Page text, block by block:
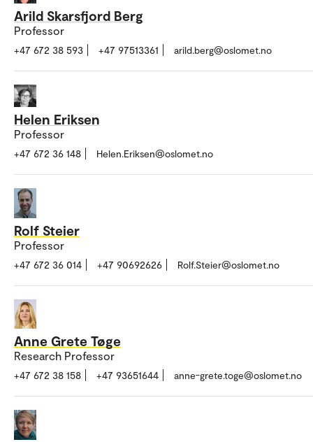
Arild Skarsfjord Berg
Professor
+47 672 38 593 +47 97513361 arild.berg@oslomet.no
Helen Eriksen
Professor
+47 672 36 148 Helen.Eriksen@oslomet.no
Rolf Steier
Professor
+47 672 36 014 +47 90692626 Rolf.Steier@oslomet.no
Anne Grete Tøge
Research Professor
+47 672 38 158 +47 93651644 anne-grete.toge@oslomet.no